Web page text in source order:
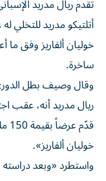
أتلتيكو مدريد للتخلي
خوليان ألفاريز وفق ما
ساخرة.
وقال وصيف بطل
ريال مدريد أنه، عقب
خوليان ألفاريز».
واستطرد «وبعد